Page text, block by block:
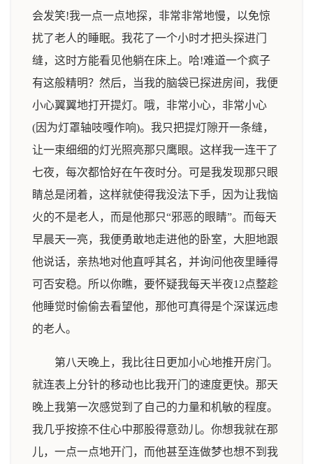
会发笑!我一点一点地探，非常非常地慢，以免惊
扰了老人的睡眠。我花了一个小时才把头探进门
缝，这时方能看见他躺在床上。哈!难道一个疯子
有这般精明？然后，当我的脑袋已探进房间，我便
小心翼翼地打开提灯。哦，非常小心，非常小心
(因为灯罩轴吱嘎作响)。我只把提灯隙开一条缝，
让一束细细的灯光照亮那只鹰眼。这样我一连干了
七夜，每次都恰好在午夜时分。可是我发现那只眼
睛总是闭着，这样就使得我没法下手，因为让我恼
火的不是老人，而是他那只“邪恶的眼睛”。而每天
早晨天一亮，我便勇敢地走进他的卧室，大胆地跟
他说话，亲热地对他直呼其名，并询问他夜里睡得
可否安稳。所以你瞧，要怀疑我每天半夜12点整趁
他睡觉时偷偷去看望他，那他可真得是个深谋远虑
的老人。
第八天晚上，我比往日更加小心地推开房门。
就连表上分针的移动也比我开门的速度更快。那天
晚上我第一次感觉到了自己的力量和机敏的程度。
我几乎按捺不住心中那股得意劲儿。你想我就在那
儿，一点一点地开门，而他甚至连做梦也想不到我